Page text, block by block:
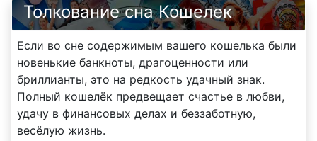
Толкование сна Кошелек
Если во сне содержимым вашего кошелька были
новенькие банкноты, драгоценности или
бриллианты, это на редкость удачный знак.
Полный кошелёк предвещает счастье в любви,
удачу в финансовых делах и беззаботную,
весёлую жизнь.